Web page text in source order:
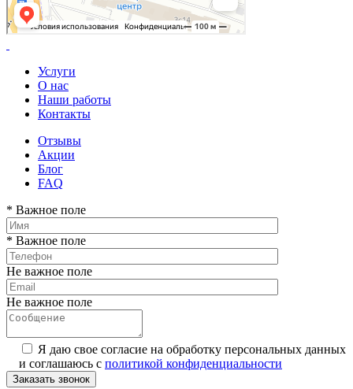
Услуги
О нас
Наши работы
Контакты
Отзывы
Акции
Блог
FAQ
* Важное поле
* Важное поле
Не важное поле
Не важное поле
Я даю свое согласие на обработку персональных данных
и соглашаюсь с политикой конфиденциальности